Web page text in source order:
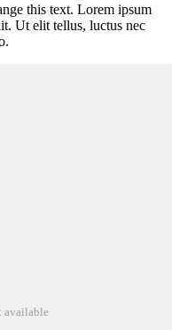
this text. Lorem ipsum
Ut elit tellus, luctus nec
available